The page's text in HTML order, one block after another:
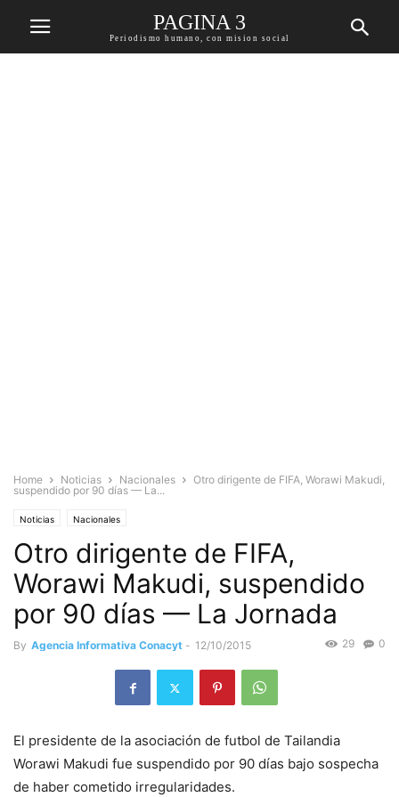
PAGINA 3
Periodismo humano, con mision social
Home Noticias Nacionales
Otro dirigente de FIFA, Worawi Makudi,
suspendido por 90 días — La...
Noticias Nacionales
Otro dirigente de FIFA,
Worawi Makudi, suspendido
por 90 días — La Jornada
By Agencia Informativa Conacyt - 12/10/2015 0
29
El presidente de la asociación de futbol de Tailandia
Worawi Makudi fue suspendido por 90 días bajo sospecha
de haber cometido irregularidades.